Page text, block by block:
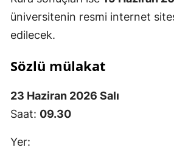
üniversitenin resmi internet
edilecek.
Sözlü mülakat
23 Haziran 2026 Salı
Saat: 09.30
Yer: